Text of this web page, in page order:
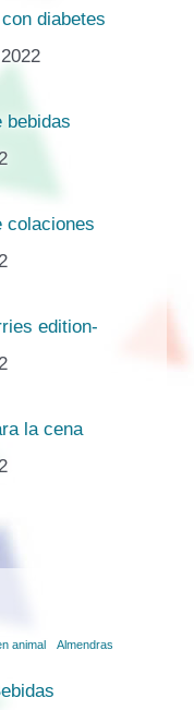
diabetes
bebidas
colaciones
edition-
la cena
animal Almendras